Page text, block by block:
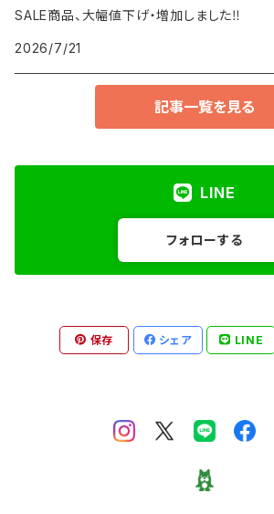
ベスト
アームウォーマー／手袋
帽子
didizizi
SALE商品、大幅値下げ・増加しました‼️
2026/7/21
記事一覧を見る
LINE
フォローする
保存 シェア LINE